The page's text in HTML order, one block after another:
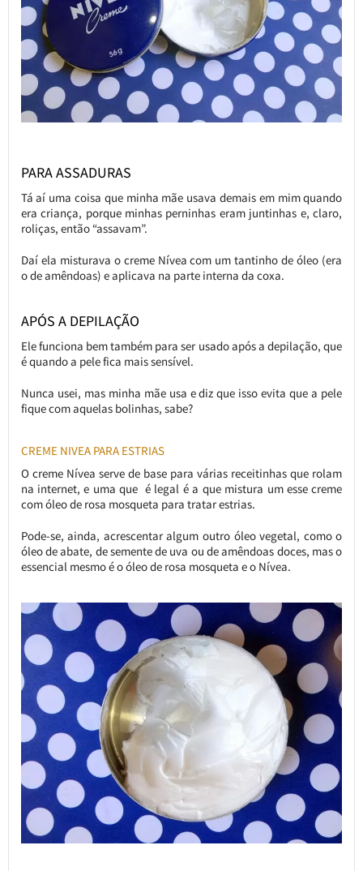
PARA ASSADURAS
Tá aí uma coisa que minha mãe usava demais em mim quando
era criança, porque minhas perninhas eram juntinhas e, claro,
roliças, então “assavam”.
Daí ela misturava o creme Nívea com um tantinho de óleo (era
o de amêndoas) e aplicava na parte interna da coxa.
APÓS A DEPILAÇÃO
Ele funciona bem também para ser usado após a depilação, que
é quando a pele fica mais sensível.
Nunca usei, mas minha mãe usa e diz que isso evita que a pele
fique com aquelas bolinhas, sabe?
CREME NIVEA PARA ESTRIAS
O creme Nívea serve de base para várias receitinhas que rolam
na internet, e uma que é legal é a que mistura um esse creme
com óleo de rosa mosqueta para tratar estrias.
Pode-se, ainda, acrescentar algum outro óleo vegetal, como o
óleo de abate, de semente de uva ou de amêndoas doces, mas o
essencial mesmo é o óleo de rosa mosqueta e o Nívea.